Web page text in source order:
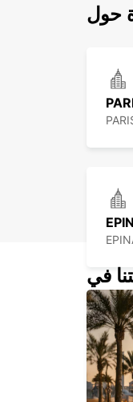
حول
في